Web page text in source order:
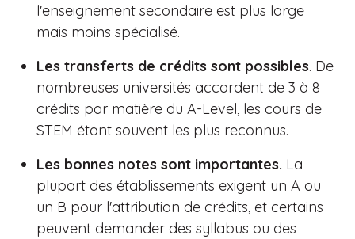
l'enseignement secondaire est plus large
mais moins spécialisé.
Les transferts de crédits sont possibles. De
nombreuses universités accordent de 3 à 8
crédits par matière du A-Level, les cours de
STEM étant souvent les plus reconnus.
Les bonnes notes sont importantes. La
plupart des établissements exigent un A ou
un B pour l'attribution de crédits, et certains
peuvent demander des syllabus ou des